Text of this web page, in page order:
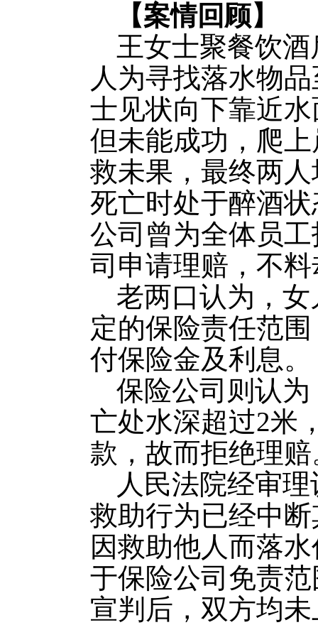
【案情回顾】
王女士聚餐饮
人为寻找落水物
士见状向下靠近
但未能成功，爬
救未果，最终两
死亡时处于醉酒
公司曾为全体员
司申请理赔，不
老两口认为，
定的保险责任范
付保险金及利息。
保险公司则认
亡处水深超过2米
款，故而拒绝理赔
人民法院经审
救助行为已经中
因救助他人而落
于保险公司免责
宣判后，双方均